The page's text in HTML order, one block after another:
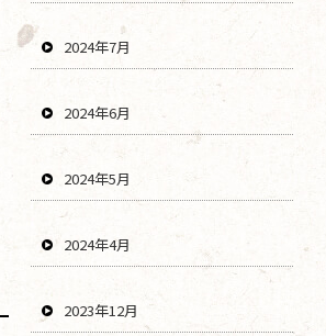
2024年7月
2024年6月
2024年5月
2024年4月
2023年12月